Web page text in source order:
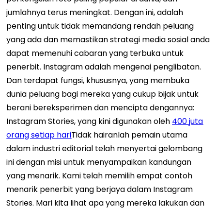
jumlahnya terus meningkat. Dengan ini, adalah
penting untuk tidak memandang rendah peluang
yang ada dan memastikan strategi media sosial anda
dapat memenuhi cabaran yang terbuka untuk
penerbit. Instagram adalah mengenai penglibatan.
Dan terdapat fungsi, khususnya, yang membuka
dunia peluang bagi mereka yang cukup bijak untuk
berani bereksperimen dan mencipta dengannya:
Instagram Stories, yang kini digunakan oleh 400 juta
orang setiap hariTidak hairanlah pemain utama
dalam industri editorial telah menyertai gelombang
ini dengan misi untuk menyampaikan kandungan
yang menarik. Kami telah memilih empat contoh
menarik penerbit yang berjaya dalam Instagram
Stories. Mari kita lihat apa yang mereka lakukan dan